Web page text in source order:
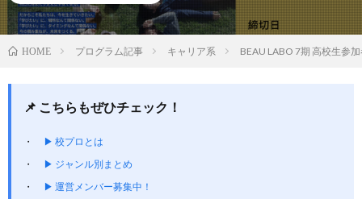
HOME プログラム記事 キャリア系 BEAU LABO 7期 高校生参
📌 こちらもぜひチェック！
▶ 校プロとは
▶ ジャンル別まとめ
▶ 運営メンバー募集中！